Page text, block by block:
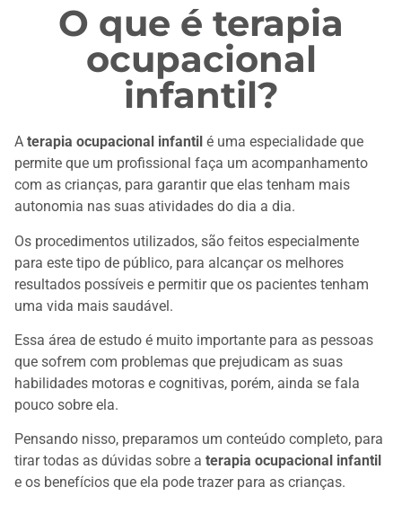
O que é terapia
ocupacional
infantil?
A terapia ocupacional infantil é uma especialidade que
permite que um profissional faça um acompanhamento
com as crianças, para garantir que elas tenham mais
autonomia nas suas atividades do dia a dia.
Os procedimentos utilizados, são feitos especialmente
para este tipo de público, para alcançar os melhores
resultados possíveis e permitir que os pacientes tenham
uma vida mais saudável.
Essa área de estudo é muito importante para as pessoas
que sofrem com problemas que prejudicam as suas
habilidades motoras e cognitivas, porém, ainda se fala
pouco sobre ela.
Pensando nisso, preparamos um conteúdo completo, para
tirar todas as dúvidas sobre a terapia ocupacional infantil
e os benefícios que ela pode trazer para as crianças.